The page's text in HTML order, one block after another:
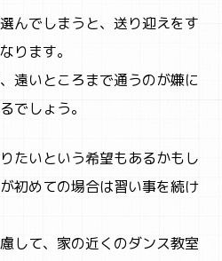
んでしまうと、送り迎えをす
ります。
遠いところまで通うのが嫌に
でしょう。
たいという希望もあるかもし
初めての場合は習い事を続け
して、家の近くのダンス教室